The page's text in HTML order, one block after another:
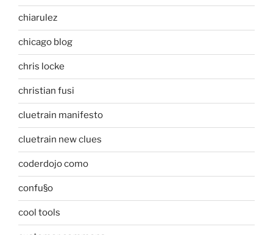
chiarulez
chicago blog
chris locke
christian fusi
cluetrain manifesto
cluetrain new clues
coderdojo como
confu§o
cool tools